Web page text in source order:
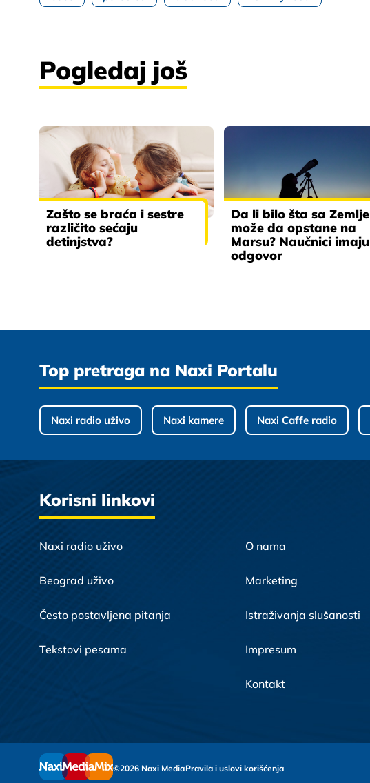
Pogledaj još
Zašto se braća i sestre
različito sećaju
detinjstva?
Da li bilo šta sa Zemlje
može da opstane na
Marsu? Naučnici imaju
odgovor
Top pretraga na Naxi Portalu
Naxi radio uživo Naxi kamere Naxi Caffe radio
Korisni linkovi
Naxi radio uživo
Beograd uživo
Često postavljena pitanja
Tekstovi pesama
O nama
Marketing
Istraživanja slušanosti
Impresum
Kontakt
©2026 Naxi MediaPravila i uslovi korišćenja